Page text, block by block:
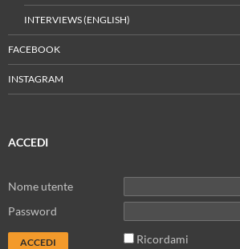
INTERVIEWS (ENGLISH)
FACEBOOK
INSTAGRAM
ACCEDI
Nome utente
Password
Ricordami